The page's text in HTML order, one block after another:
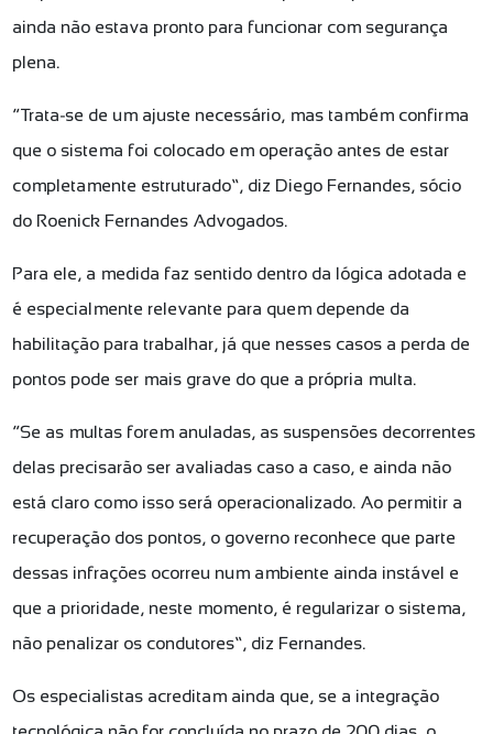
ainda não estava pronto para funcionar com segurança
plena.
“Trata-se de um ajuste necessário, mas também confirma
que o sistema foi colocado em operação antes de estar
completamente estruturado”, diz Diego Fernandes, sócio
do Roenick Fernandes Advogados.
Para ele, a medida faz sentido dentro da lógica adotada e
é especialmente relevante para quem depende da
habilitação para trabalhar, já que nesses casos a perda de
pontos pode ser mais grave do que a própria multa.
“Se as multas forem anuladas, as suspensões decorrentes
delas precisarão ser avaliadas caso a caso, e ainda não
está claro como isso será operacionalizado. Ao permitir a
recuperação dos pontos, o governo reconhece que parte
dessas infrações ocorreu num ambiente ainda instável e
que a prioridade, neste momento, é regularizar o sistema,
não penalizar os condutores”, diz Fernandes.
Os especialistas acreditam ainda que, se a integração